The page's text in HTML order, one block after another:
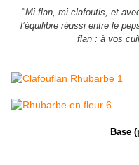
"Mi flan, mi clafoutis, et
l’équilibre réussi entre le
flan : à vos
Base